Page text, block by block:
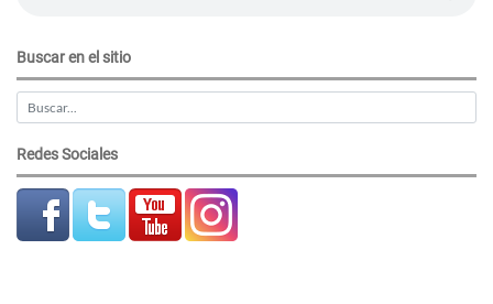
Buscar en el sitio
Redes Sociales